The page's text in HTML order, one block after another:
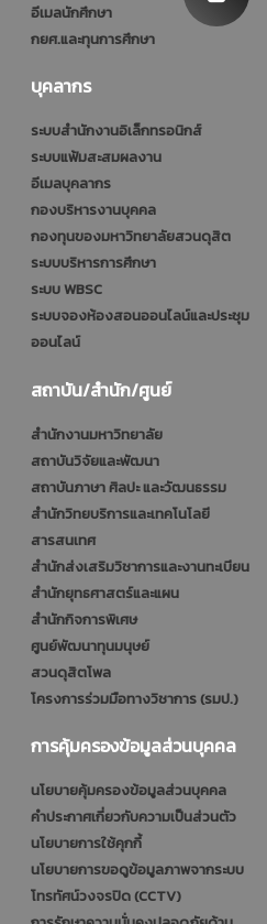
อีเมลนักศึกษา
กยศ.และทุนการศึกษา
บุคลากร
ระบบสำนักงานอิเล็กทรอนิกส์
ระบบแฟ้มสะสมผลงาน
อีเมลบุคลากร
กองบริหารงานบุคคล
กองทุนของมหาวิทยาลัยสวนดุสิต
ระบบบริหารการศึกษา
ระบบ WBSC
ระบบจองห้องสอนออนไลน์และประชุม
ออนไลน์
สถาบัน/สำนัก/ศูนย์
สำนักงานมหาวิทยาลัย
สถาบันวิจัยและพัฒนา
สถาบันภาษา ศิลปะ และวัฒนธรรม
สำนักวิทยบริการและเทคโนโลยี
สารสนเทศ
สำนักส่งเสริมวิชาการและงานทะเบียน
สำนักยุทธศาสตร์และแผน
สำนักกิจการพิเศษ
ศูนย์พัฒนาทุนมนุษย์
สวนดุสิตโพล
โครงการร่วมมือทางวิชาการ (รมป.)
การคุ้มครองข้อมูลส่วนบุคคล
นโยบายคุ้มครองข้อมูลส่วนบุคคล
คำประกาศเกี่ยวกับความเป็นส่วนตัว
นโยบายการใช้คุกกี้
นโยบายการขอดูข้อมูลภาพจากระบบ
โทรทัศน์วงจรปิด (CCTV)